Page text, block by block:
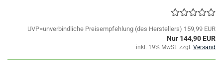
UVP=unverbindliche Preisempfehlung (des Herstellers) 159,99 EUR
Nur 144,90 EUR
inkl. 19% MwSt. zzgl. Versand